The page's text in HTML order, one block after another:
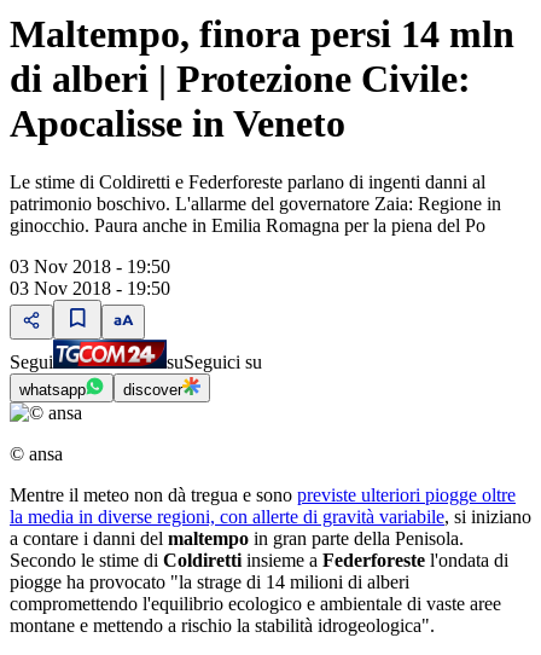
Maltempo, finora persi 14 mln
di alberi | Protezione Civile:
Apocalisse in Veneto
Le stime di Coldiretti e Federforeste parlano di ingenti danni al
patrimonio boschivo. L'allarme del governatore Zaia: Regione in
ginocchio. Paura anche in Emilia Romagna per la piena del Po
03 Nov 2018 - 19:50
03 Nov 2018 - 19:50
Segui suSeguici su
whatsapp discover
© ansa
Mentre il meteo non dà tregua e sono previste ulteriori piogge oltre
la media in diverse regioni, con allerte di gravità variabile, si iniziano
a contare i danni del maltempo in gran parte della Penisola.
Secondo le stime di Coldiretti insieme a Federforeste l'ondata di
piogge ha provocato "la strage di 14 milioni di alberi
compromettendo l'equilibrio ecologico e ambientale di vaste aree
montane e mettendo a rischio la stabilità idrogeologica".